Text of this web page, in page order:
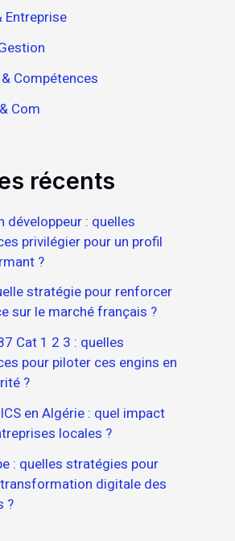
Entreprise
Compétences
Com
récents
développeur : quelles
privilégier pour un profil
?
stratégie pour renforcer
sur le marché français ?
Cat 1 2 3 : quelles
pour piloter ces engins en
?
en Algérie : quel impact
locales ?
: quelles stratégies pour
digitale des
?